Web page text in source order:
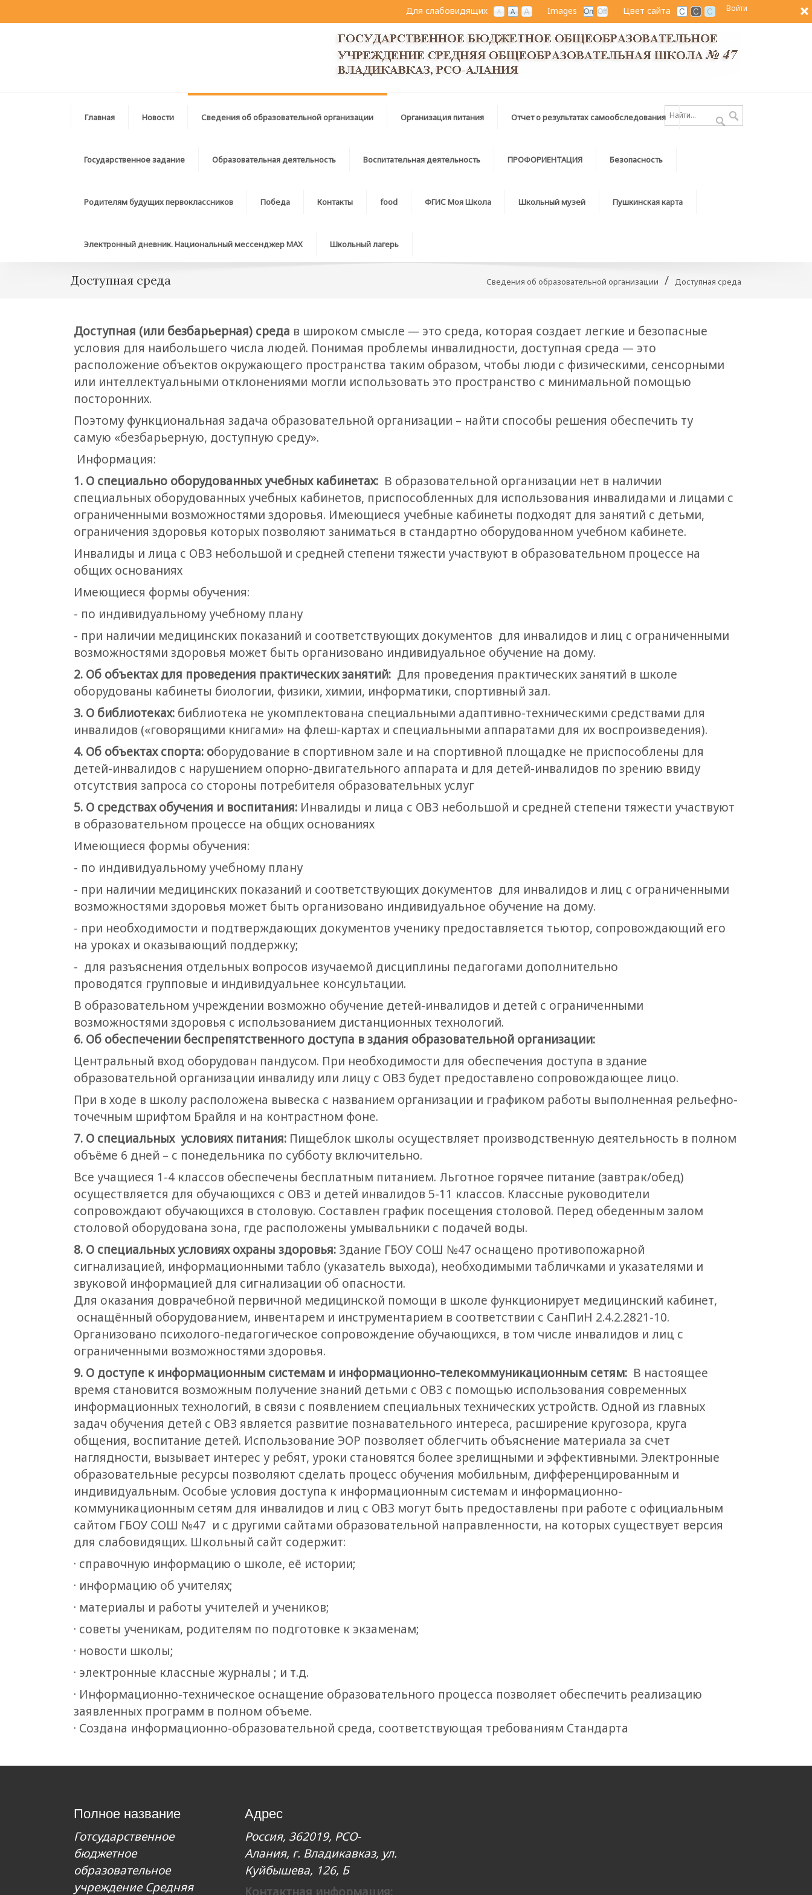
Войти
Цвет сайта
Images
Для слабовидящих
Главная Новости Сведения об образовательной организации Организация питания Отчет о результатах самообследования
Государственное задание Образовательная деятельность Воспитательная деятельность ПРОФОРИЕНТАЦИЯ Безопасность
Родителям будущих первоклассников Победа Контакты food ФГИС Моя Школа Школьный музей Пушкинская карта
Электронный дневник. Национальный мессенджер MAX Школьный лагерь
Доступная среда Сведения об образовательной организации / Доступная среда
Доступная (или безбарьерная) среда в широком смысле — это среда, которая создает легкие и безопасные
условия для наибольшего числа людей. Понимая проблемы инвалидности, доступная среда — это
расположение объектов окружающего пространства таким образом, чтобы люди с физическими, сенсорными
или интеллектуальными отклонениями могли использовать это пространство с минимальной помощью
посторонних.
Поэтому функциональная задача образовательной организации – найти способы решения обеспечить ту
самую «безбарьерную, доступную среду».
Информация:
1. О специально оборудованных учебных кабинетах: В образовательной организации нет в наличии
специальных оборудованных учебных кабинетов, приспособленных для использования инвалидами и лицами с
ограниченными возможностями здоровья. Имеющиеся учебные кабинеты подходят для занятий с детьми,
ограничения здоровья которых позволяют заниматься в стандартно оборудованном учебном кабинете.
Инвалиды и лица с ОВЗ небольшой и средней степени тяжести участвуют в образовательном процессе на
общих основаниях
Имеющиеся формы обучения:
- по индивидуальному учебному плану
- при наличии медицинских показаний и соответствующих документов для инвалидов и лиц с ограниченными
возможностями здоровья может быть организовано индивидуальное обучение на дому.
2. Об объектах для проведения практических занятий: Для проведения практических занятий в школе
оборудованы кабинеты биологии, физики, химии, информатики, спортивный зал.
3. О библиотеках: библиотека не укомплектована специальными адаптивно-техническими средствами для
инвалидов («говорящими книгами» на флеш-картах и специальными аппаратами для их воспроизведения).
4. Об объектах спорта: оборудование в спортивном зале и на спортивной площадке не приспособлены для
детей-инвалидов с нарушением опорно-двигательного аппарата и для детей-инвалидов по зрению ввиду
отсутствия запроса со стороны потребителя образовательных услуг
5. О средствах обучения и воспитания: Инвалиды и лица с ОВЗ небольшой и средней степени тяжести участвуют
в образовательном процессе на общих основаниях
Имеющиеся формы обучения:
- по индивидуальному учебному плану
- при наличии медицинских показаний и соответствующих документов для инвалидов и лиц с ограниченными
возможностями здоровья может быть организовано индивидуальное обучение на дому.
- при необходимости и подтверждающих документов ученику предоставляется тьютор, сопровождающий его
на уроках и оказывающий поддержку;
- для разъяснения отдельных вопросов изучаемой дисциплины педагогами дополнительно
проводятся групповые и индивидуальнее консультации.
В образовательном учреждении возможно обучение детей-инвалидов и детей с ограниченными
возможностями здоровья с использованием дистанционных технологий.
6. Об обеспечении беспрепятственного доступа в здания образовательной организации:
Центральный вход оборудован пандусом. При необходимости для обеспечения доступа в здание
образовательной организации инвалиду или лицу с ОВЗ будет предоставлено сопровождающее лицо.
При в ходе в школу расположена вывеска с названием организации и графиком работы выполненная рельефно-
точечным шрифтом Брайля и на контрастном фоне.
7. О специальных условиях питания: Пищеблок школы осуществляет производственную деятельность в полном
объёме 6 дней – с понедельника по субботу включительно.
Все учащиеся 1-4 классов обеспечены бесплатным питанием. Льготное горячее питание (завтрак/обед)
осуществляется для обучающихся с ОВЗ и детей инвалидов 5-11 классов. Классные руководители
сопровождают обучающихся в столовую. Составлен график посещения столовой. Перед обеденным залом
столовой оборудована зона, где расположены умывальники с подачей воды.
8. О специальных условиях охраны здоровья: Здание ГБОУ СОШ №47 оснащено противопожарной
сигнализацией, информационными табло (указатель выхода), необходимыми табличками и указателями и
звуковой информацией для сигнализации об опасности.
Для оказания доврачебной первичной медицинской помощи в школе функционирует медицинский кабинет,
оснащённый оборудованием, инвентарем и инструментарием в соответствии с СанПиН 2.4.2.2821-10.
Организовано психолого-педагогическое сопровождение обучающихся, в том числе инвалидов и лиц с
ограниченными возможностями здоровья.
9. О доступе к информационным системам и информационно-телекоммуникационным сетям: В настоящее
время становится возможным получение знаний детьми с ОВЗ с помощью использования современных
информационных технологий, в связи с появлением специальных технических устройств. Одной из главных
задач обучения детей с ОВЗ является развитие познавательного интереса, расширение кругозора, круга
общения, воспитание детей. Использование ЭОР позволяет облегчить объяснение материала за счет
наглядности, вызывает интерес у ребят, уроки становятся более зрелищными и эффективными. Электронные
образовательные ресурсы позволяют сделать процесс обучения мобильным, дифференцированным и
индивидуальным. Особые условия доступа к информационным системам и информационно-
коммуникационным сетям для инвалидов и лиц с ОВЗ могут быть предоставлены при работе с официальным
сайтом ГБОУ СОШ №47 и с другими сайтами образовательной направленности, на которых существует версия
для слабовидящих. Школьный сайт содержит:
· справочную информацию о школе, её истории;
· информацию об учителях;
· материалы и работы учителей и учеников;
· советы ученикам, родителям по подготовке к экзаменам;
· новости школы;
· электронные классные журналы ; и т.д.
· Информационно-техническое оснащение образовательного процесса позволяет обеспечить реализацию
заявленных программ в полном объеме.
· Создана информационно-образовательной среда, соответствующая требованиям Стандарта
Полное название
Готсударственное
бюджетное
образовательное
учреждение Средняя
Адрес
Россия, 362019, РСО-
Алания, г. Владикавказ, ул.
Куйбышева, 126, Б